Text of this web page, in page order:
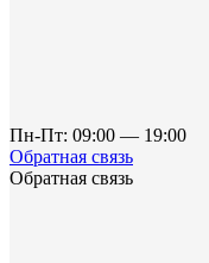
Пн-Пт: 09:00 — 19:00
Обратная связь
Обратная связь